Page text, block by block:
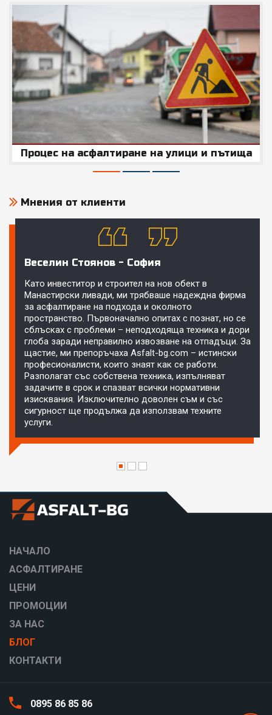
Процес на асфалтиране на улици и пътища
Мнения от клиенти
Веселин Стоянов - София
Като инвеститор и строител на нов обект в
Манастирски ливади, ми трябваше надеждна фирма
за асфалтиране на подхода и околното
пространство. Първоначално опитах с познат, но се
сблъсках с проблеми – неподходяща техника и дори
глоба заради неправилно извозване на отпадъци. За
щастие, ми препоръчаха Asfalt-bg.com – истински
професионалисти, които знаят как се работи.
Разполагат със собствена техника, изпълняват
задачите в срок и спазват всички нормативни
изисквания. Изключително доволен съм и със
сигурност ще продължа да използвам техните
услуги.
НАЧАЛО
АСФАЛТИРАНЕ
ЦЕНИ
ПРОМОЦИИ
ЗА НАС
БЛОГ
КОНТАКТИ
0895 86 85 86